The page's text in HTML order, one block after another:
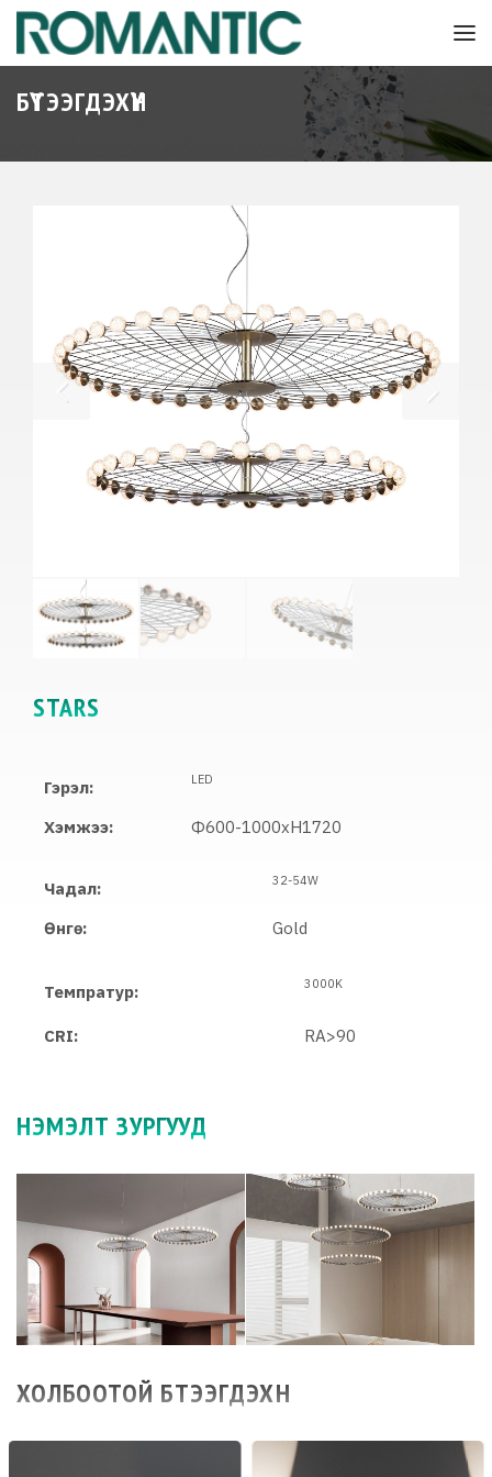
БҮТЭЭГДЭХҮҮН
STARS
Гэрэл: LED
Хэмжээ: Ф600-1000xH1720
Чадал: 32-54W
Өнгө: Gold
Темпратур: 3000K
CRI: RA>90
НЭМЭЛТ ЗУРГУУД
ХОЛБООТОЙ БҮТЭЭГДЭХҮҮН